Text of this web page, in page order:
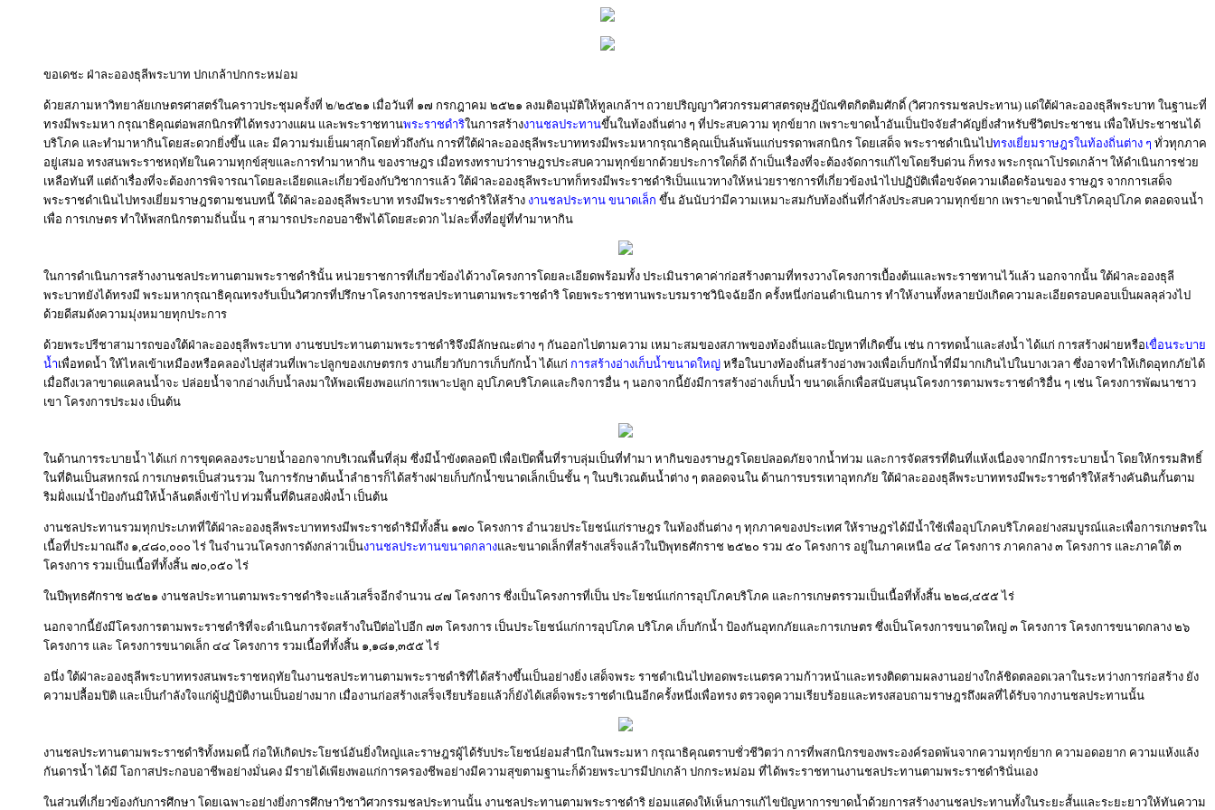
ขอเดชะ ฝ่าละอองธุลีพระบาท ปกเกล้าปกกระหม่อม
ด้วยสภามหาวิทยาลัยเกษตรศาสตร์ในคราวประชุมครั้งที่ ๒/๒๕๒๑ เมื่อวันที่ ๑๗ กรกฎาคม ๒๕๒๑ ลงมติอนุมัติให้ทูลเกล้าฯ ถวายปริญญาวิศวกรรมศาสตรดุษฎีบัณฑิตกิตติมศักดิ์ (วิศวกรรมชลประทาน) แด่ใต้ฝ่าละอองธุลีพระบาท ในฐานะที่
ทรงมีพระมหา กรุณาธิคุณต่อพสกนิกรที่ได้ทรงวางแผน และพระราชทานพระราชดำริในการสร้างงานชลประทานขึ้นในท้องถิ่นต่าง ๆ ที่ประสบความ ทุกข์ยาก เพราะขาดน้ำอันเป็นปัจจัยสำคัญยิ่งสำหรับชีวิตประชาชน เพื่อให้ประชาชนได้
บริโภค และทำมาหากินโดยสะดวกยิ่งขึ้น และ มีความร่มเย็นผาสุกโดยทั่วถึงกัน การที่ใต้ฝ่าละอองธุลีพระบาททรงมีพระมหากรุณาธิคุณเป็นล้นพ้นแก่บรรดาพสกนิกร โดยเสด็จ พระราชดำเนินไปทรงเยี่ยมราษฎรในท้องถิ่นต่าง ๆ ทั่วทุกภาค
อยู่เสมอ ทรงสนพระราชหฤทัยในความทุกข์สุขและการทำมาหากิน ของราษฎร เมื่อทรงทราบว่าราษฎรประสบความทุกข์ยากด้วยประการใดก็ดี ถ้าเป็นเรื่องที่จะต้องจัดการแก้ไขโดยรีบด่วน ก็ทรง พระกรุณาโปรดเกล้าฯ ให้ดำเนินการช่วย
เหลือทันที แต่ถ้าเรื่องที่จะต้องการพิจารณาโดยละเอียดและเกี่ยวข้องกับวิชาการแล้ว ใต้ฝ่าละอองธุลีพระบาทก็ทรงมีพระราชดำริเป็นแนวทางให้หน่วยราชการที่เกี่ยวข้องนำไปปฏิบัติเพื่อขจัดความเดือดร้อนของ ราษฎร จากการเสด็จ
พระราชดำเนินไปทรงเยี่ยมราษฎรตามชนบทนี้ ใต้ฝ่าละอองธุลีพระบาท ทรงมีพระราชดำริให้สร้าง งานชลประทาน ขนาดเล็ก ขึ้น อันนับว่ามีความเหมาะสมกับท้องถิ่นที่กำลังประสบความทุกข์ยาก เพราะขาดน้ำบริโภคอุปโภค ตลอดจนน้ำ
เพื่อ การเกษตร ทำให้พสกนิกรตามถิ่นนั้น ๆ สามารถประกอบอาชีพได้โดยสะดวก ไม่ละทิ้งที่อยู่ที่ทำมาหากิน
ในการดำเนินการสร้างงานชลประทานตามพระราชดำรินั้น หน่วยราชการที่เกี่ยวข้องได้วางโครงการโดยละเอียดพร้อมทั้ง ประเมินราคาค่าก่อสร้างตามที่ทรงวางโครงการเบื้องต้นและพระราชทานไว้แล้ว นอกจากนั้น ใต้ฝ่าละอองธุลี
พระบาทยังได้ทรงมี พระมหากรุณาธิคุณทรงรับเป็นวิศวกรที่ปรึกษาโครงการชลประทานตามพระราชดำริ โดยพระราชทานพระบรมราชวินิจฉัยอีก ครั้งหนึ่งก่อนดำเนินการ ทำให้งานทั้งหลายบังเกิดความละเอียดรอบคอบเป็นผลลุล่วงไป
ด้วยดีสมดังความมุ่งหมายทุกประการ
ด้วยพระปรีชาสามารถของใต้ฝ่าละอองธุลีพระบาท งานชบประทานตามพระราชดำริจึงมีลักษณะต่าง ๆ กันออกไปตามความ เหมาะสมของสภาพของท้องถิ่นและปัญหาที่เกิดขึ้น เช่น การทดน้ำและส่งน้ำ ได้แก่ การสร้างฝายหรือเขื่อนระบาย
น้ำเพื่อทดน้ำ ให้ไหลเข้าเหมืองหรือคลองไปสู่ส่วนที่เพาะปลูกของเกษตรกร งานเกี่ยวกับการเก็บกักน้ำ ได้แก่ การสร้างอ่างเก็บน้ำขนาดใหญ่ หรือในบางท้องถิ่นสร้างอ่างพวงเพื่อเก็บกักน้ำที่มีมากเกินไปในบางเวลา ซึ่งอาจทำให้เกิดอุทกภัยได้
เมื่อถึงเวลาขาดแคลนน้ำจะ ปล่อยน้ำจากอ่างเก็บน้ำลงมาให้พอเพียงพอแก่การเพาะปลูก อุปโภคบริโภคและกิจการอื่น ๆ นอกจากนี้ยังมีการสร้างอ่างเก็บน้ำ ขนาดเล็กเพื่อสนับสนุนโครงการตามพระราชดำริอื่น ๆ เช่น โครงการพัฒนาชาว
เขา โครงการประมง เป็นต้น
ในด้านการระบายน้ำ ได้แก่ การขุดคลองระบายน้ำออกจากบริเวณพื้นที่ลุ่ม ซึ่งมีน้ำขังตลอดปี เพื่อเปิดพื้นที่ราบลุ่มเป็นที่ทำมา หากินของราษฎรโดยปลอดภัยจากน้ำท่วม และการจัดสรรที่ดินที่แห้งเนื่องจากมีการระบายน้ำ โดยให้กรรมสิทธิ์
ในที่ดินเป็นสหกรณ์ การเกษตรเป็นส่วนรวม ในการรักษาต้นน้ำลำธารก็ได้สร้างฝายเก็บกักน้ำขนาดเล็กเป็นชั้น ๆ ในบริเวณต้นน้ำต่าง ๆ ตลอดจนใน ด้านการบรรเทาอุทกภัย ใต้ฝ่าละอองธุลีพระบาททรงมีพระราชดำริให้สร้างคันดินกั้นตาม
ริมฝั่งแม่น้ำป้องกันมิให้น้ำล้นตลิ่งเข้าไป ท่วมพื้นที่ดินสองฝั่งน้ำ เป็นต้น
งานชลประทานรวมทุกประเภทที่ใต้ฝ่าละอองธุลีพระบาททรงมีพระราชดำริมีทั้งสิ้น ๑๗๐ โครงการ อำนวยประโยชน์แก่ราษฎร ในท้องถิ่นต่าง ๆ ทุกภาคของประเทศ ให้ราษฎรได้มีน้ำใช้เพื่ออุปโภคบริโภคอย่างสมบูรณ์และเพื่อการเกษตรใน
เนื้อที่ประมาณถึง ๑,๔๘๐,๐๐๐ ไร่ ในจำนวนโครงการดังกล่าวเป็นงานชลประทานขนาดกลางและขนาดเล็กที่สร้างเสร็จแล้วในปีพุทธศักราช ๒๕๒๐ รวม ๕๐ โครงการ อยู่ในภาคเหนือ ๔๔ โครงการ ภาคกลาง ๓ โครงการ และภาคใต้ ๓
โครงการ รวมเป็นเนื้อที่ทั้งสิ้น ๗๐,๐๕๐ ไร่
ในปีพุทธศักราช ๒๕๒๑ งานชลประทานตามพระราชดำริจะแล้วเสร็จอีกจำนวน ๔๗ โครงการ ซึ่งเป็นโครงการที่เป็น ประโยชน์แก่การอุปโภคบริโภค และการเกษตรรวมเป็นเนื้อที่ทั้งสิ้น ๒๒๘,๔๕๕ ไร่
นอกจากนี้ยังมีโครงการตามพระราชดำริที่จะดำเนินการจัดสร้างในปีต่อไปอีก ๗๓ โครงการ เป็นประโยชน์แก่การอุปโภค บริโภค เก็บกักน้ำ ป้องกันอุทกภัยและการเกษตร ซึ่งเป็นโครงการขนาดใหญ่ ๓ โครงการ โครงการขนาดกลาง ๒๖
โครงการ และ โครงการขนาดเล็ก ๔๔ โครงการ รวมเนื้อที่ทั้งสิ้น ๑,๑๘๑,๓๕๕ ไร่
อนึ่ง ใต้ฝ่าละอองธุลีพระบาททรงสนพระราชหฤทัยในงานชลประทานตามพระราชดำริที่ได้สร้างขึ้นเป็นอย่างยิ่ง เสด็จพระ ราชดำเนินไปทอดพระเนตรความก้าวหน้าและทรงติดตามผลงานอย่างใกล้ชิดตลอดเวลาในระหว่างการก่อสร้าง ยัง
ความปลื้อมปิติ และเป็นกำลังใจแก่ผู้ปฏิบัติงานเป็นอย่างมาก เมื่องานก่อสร้างเสร็จเรียบร้อยแล้วก็ยังได้เสด็จพระราชดำเนินอีกครั้งหนึ่งเพื่อทรง ตรวจดูความเรียบร้อยและทรงสอบถามราษฎรถึงผลที่ได้รับจากงานชลประทานนั้น
งานชลประทานตามพระราชดำริทั้งหมดนี้ ก่อให้เกิดประโยชน์อันยิ่งใหญ่และราษฎรผู้ได้รับประโยชน์ย่อมสำนึกในพระมหา กรุณาธิคุณตราบชั่วชีวิตว่า การที่พสกนิกรของพระองค์รอดพ้นจากความทุกข์ยาก ความอดอยาก ความแห้งแล้ง
กันดารน้ำ ได้มี โอกาสประกอบอาชีพอย่างมั่นคง มีรายได้เพียงพอแก่การครองชีพอย่างมีความสุขตามฐานะก็ด้วยพระบารมีปกเกล้า ปกกระหม่อม ที่ได้พระราชทานงานชลประทานตามพระราชดำรินั่นเอง
ในส่วนที่เกี่ยวข้องกับการศึกษา โดยเฉพาะอย่างยิ่งการศึกษาวิชาวิศวกรรมชลประทานนั้น งานชลประทานตามพระราชดำริ ย่อมแสดงให้เห็นการแก้ไขปัญหาการขาดน้ำด้วยการสร้างงานชลประทานทั้งในระยะสั้นและระยะยาวให้ทันความ